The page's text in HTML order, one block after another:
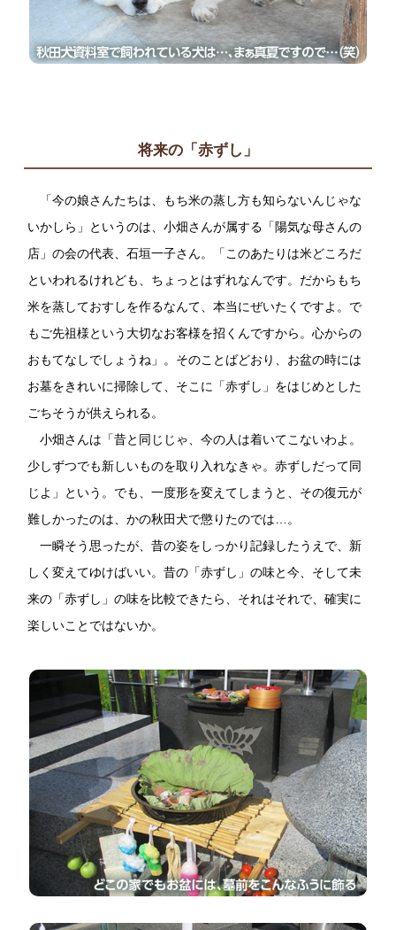
将来の「赤ずし」
「今の娘さんたちは、もち米の蒸し方も知らないんじゃな
いかしら」というのは、小畑さんが属する「陽気な母さんの
店」の会の代表、石垣一子さん。「このあたりは米どころだ
といわれるけれども、ちょっとはずれなんです。だからもち
米を蒸しておすしを作るなんて、本当にぜいたくですよ。で
もご先祖様という大切なお客様を招くんですから。心からの
おもてなしでしょうね」。そのことばどおり、お盆の時には
お墓をきれいに掃除して、そこに「赤ずし」をはじめとした
ごちそうが供えられる。
小畑さんは「昔と同じじゃ、今の人は着いてこないわよ。
少しずつでも新しいものを取り入れなきゃ。赤ずしだって同
じよ」という。でも、一度形を変えてしまうと、その復元が
難しかったのは、かの秋田犬で懲りたのでは…。
一瞬そう思ったが、昔の姿をしっかり記録したうえで、新
しく変えてゆけばいい。昔の「赤ずし」の味と今、そして未
来の「赤ずし」の味を比較できたら、それはそれで、確実に
楽しいことではないか。